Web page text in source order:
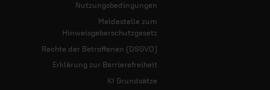
Nutzungsbedingungen
Meldestelle zum
Hinweisgeberschutzgesetz
Rechte der Betroffenen (DSGVO)
Erklärung zur Barrierefreiheit
KI Grundsätze